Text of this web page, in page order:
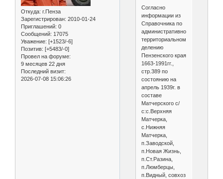
Откуда: г.Пенза
Зарегистрирован: 2010-01-24
Приглашений: 0
Сообщений: 17075
Уважение: [+1523/-6]
Позитив: [+5483/-0]
Провел на форуме:
9 месяцев 22 дня
Последний визит:
2026-07-08 15:06:26
Согласно
информации из
Справочника по
административно-
территориальному
делению
Пензенского края
1663-1991гг.,
стр.389 по
состоянию на
апрель 1939г. в
составе
Матчерского с/
с:с.Верхняя
Матчерка,
с.Нижняя
Матчерка,
п.Заводской,
п.Новая Жизнь,
п.Ст.Разина,
п.Люмберцы,
п.Видный, совхоз